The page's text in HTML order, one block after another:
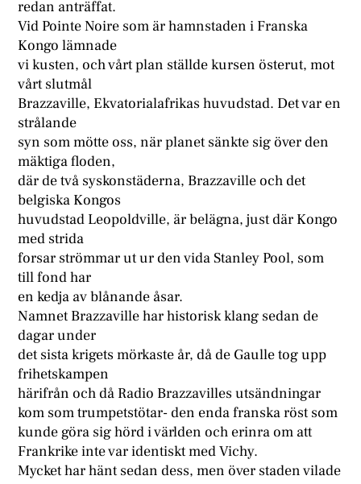
redan anträffat.
Vid Pointe Noire som är hamnstaden i Franska
Kongo lämnade
vi kusten, och vårt plan ställde kursen österut, mot
vårt slutmål
Brazzaville, Ekvatorialafrikas huvudstad. Det var en
strålande
syn som mötte oss, när planet sänkte sig över den
mäktiga floden,
där de två syskonstäderna, Brazzaville och det
belgiska Kongos
huvudstad Leopoldville, är belägna, just där Kongo
med strida
forsar strömmar ut ur den vida Stanley Pool, som
till fond har
en kedja av blånande åsar.
Namnet Brazzaville har historisk klang sedan de
dagar under
det sista krigets mörkaste år, då de Gaulle tog upp
frihetskampen
härifrån och då Radio Brazzavilles utsändningar
kom som trumpetstötar- den enda franska röst som
kunde göra sig hörd i världen och erinra om att
Frankrike inte var identiskt med Vichy.
Mycket har hänt sedan dess, men över staden vilade